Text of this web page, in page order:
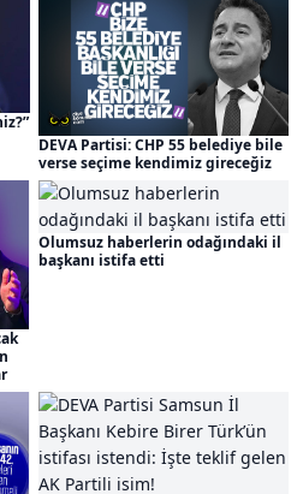
DEVA Partisi: CHP 55 belediye bile
verse seçime kendimiz gireceğiz
Olumsuz haberlerin odağındaki il
başkanı istifa etti